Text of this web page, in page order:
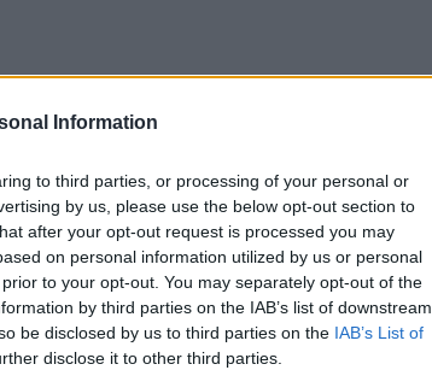
Information
to third parties, or processing of your personal or
by us, please use the below opt-out section to
after your opt-out request is processed you may
on personal information utilized by us or personal
to your opt-out. You may separately opt-out of the
by third parties on the IAB’s list of downstream
be disclosed by us to third parties on the IAB’s List of
disclose it to other third parties.